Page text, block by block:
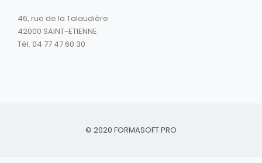
46, rue de la Talaudière
42000 SAINT-ETIENNE
Tél. 04 77 47 60 30
© 2020 FORMASOFT PRO